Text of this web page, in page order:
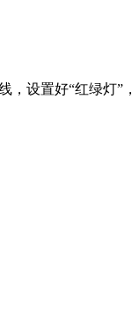
设置好“红绿灯”